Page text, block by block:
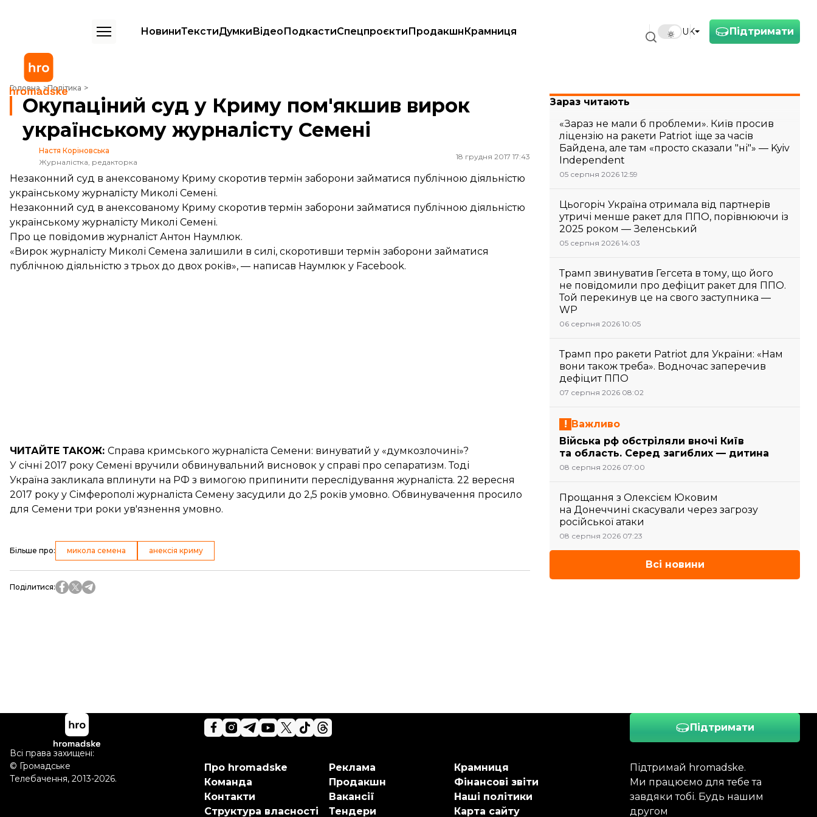
Підтримати
UK
НовиниТекстиДумкиВідеоПодкастиСпецпроєктиПродакшнКрамниця
Головна Політика
Окупаціний суд у Криму пом'якшив вирок українському журналісту Семені
Окупаціний суд у Криму пом'якшив вирок
українському журналісту Семені
Настя Коріновська
Журналістка, редакторка
18 грудня 2017 17:43
Незаконний суд в анексованому Криму скоротив термін заборони займатися публічною діяльністю
українському журналісту Миколі Семені.
Незаконний суд в анексованому Криму скоротив термін заборони займатися публічною діяльністю
українському журналісту Миколі Семені.
Про це повідомив журналіст Антон Наумлюк.
«Вирок журналісту Миколі Семена залишили в силі, скоротивши термін заборони займатися
публічною діяльністю з трьох до двох років», — написав Наумлюк у Facebook.
ЧИТАЙТЕ ТАКОЖ: Справа кримського журналіста Семени: винуватий у «думкозлочині»?
У січні 2017 року Семені вручили обвинувальний висновок у справі про сепаратизм. Тоді
Україна закликала вплинути на РФ з вимогою припинити переслідування журналіста. 22 вересня
2017 року у Сімферополі журналіста Семену засудили до 2,5 років умовно. Обвинувачення просило
для Семени три роки ув'язнення умовно.
Більше про: микола семена анексія криму
Поділитися:
Зараз читають
«Зараз не мали б проблеми». Київ просив
ліцензію на ракети Patriot іще за часів
Байдена, але там «просто сказали "ні"» — Kyiv
Independent
05 серпня 2026 12:59
Цьогоріч Україна отримала від партнерів
утричі менше ракет для ППО, порівнюючи із
2025 роком — Зеленський
05 серпня 2026 14:03
Трамп звинуватив Гегсета в тому, що його
не повідомили про дефіцит ракет для ППО.
Той перекинув це на свого заступника —
WP
06 серпня 2026 10:05
Трамп про ракети Patriot для України: «Нам
вони також треба». Водночас заперечив
дефіцит ППО
07 серпня 2026 08:02
Важливо
Війська рф обстріляли вночі Київ
та область. Серед загиблих — дитина
08 серпня 2026 07:00
Прощання з Олексієм Юковим
на Донеччині скасували через загрозу
російської атаки
08 серпня 2026 07:23
Всі новини
Підтримати
Підтримай hromadske.
Ми працюємо для тебе та
завдяки тобі. Будь нашим
другом
Про hromadske
Команда
Контакти
Структура власності
Реклама
Продакшн
Вакансії
Тендери
Крамниця
Фінансові звіти
Наші політики
Карта сайту
Всі права захищені:
© Громадське
Телебачення, 2013-2026.